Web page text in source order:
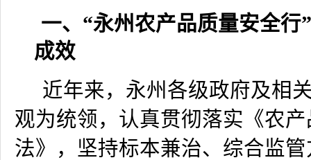
一、“永州农产品质量安全行
成效
近年来，永州各级政府及相
观为统领，认真贯彻落实《农
法》，坚持标本兼治、综合监